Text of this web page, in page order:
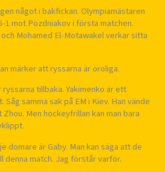
något i bakfickan. Olympiamästaren
1 mot Pozdniakov i första matchen.
Mohamed El-Motawakel verkar sitta
märker att ryssarna är oroliga.
tillbaka. Yakimenko är ett
samma sak på EM i Kiev. Han vände
Men hockeyfrillan kan man bara
domare är Gaby. Man kan säga att de
match. Jag förstår varför.